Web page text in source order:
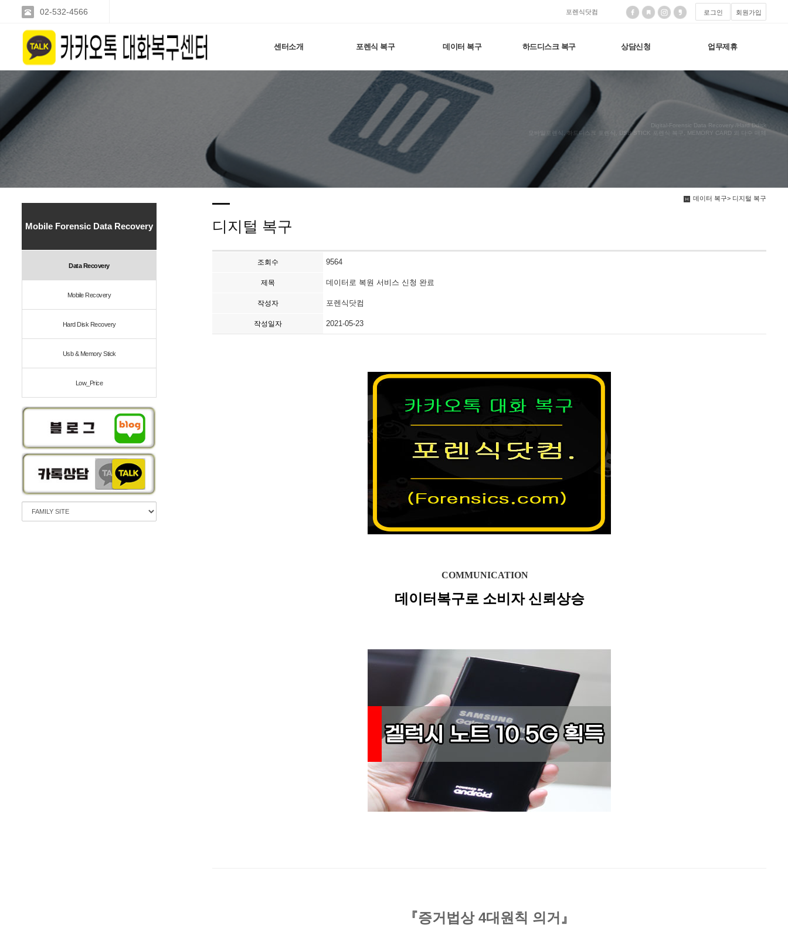
02-532-4566 포렌식닷컴 로그인 회원가입
센터소개 포렌식 복구 데이터 복구 하드디스크 복구 상담신청 업무제휴
Digital-Forensic Data Recovery /Hard Ddisk
모바일포렌식, 하드디스크 포렌식, USB STICK 포렌식 복구, MEMORY CARD 외 다수 매체
데이터 복구> 디지털 복구
Mobile Forensic Data Recovery
Data Recovery
Mobile Recovery
Hard Disk Recovery
Usb & Memory Stick
Low_Price
디지털 복구
조회수 9564
제목 데이터로 복원 서비스 신청 완료
작성자 포렌식닷컴
작성일자 2021-05-23
COMMUNICATION
데이터복구로 소비자 신뢰상승
『증거법상 4대원칙 의거』